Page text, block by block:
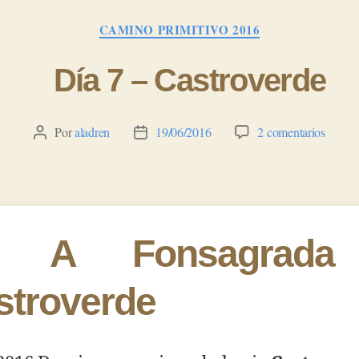
Categorías
CAMINO PRIMITIVO 2016
Día 7 – Castroverde
Autor
Poraladren
Fecha19/06/2016 2 comentariosen
A